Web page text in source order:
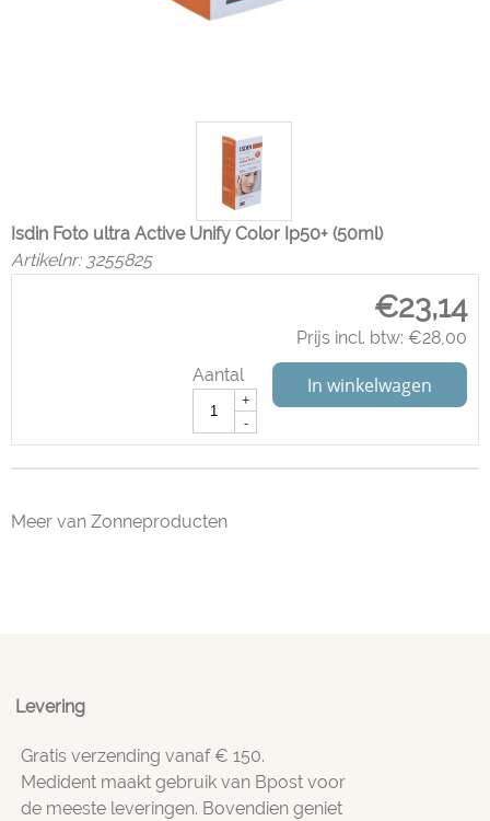
Isdin Foto ultra Active Unify Color Ip50+ (50ml)
Artikelnr: 3255825
€23,14
Prijs incl. btw: €28,00
Aantal
+
-
In winkelwagen
Meer van Zonneproducten
Levering
Gratis verzending vanaf € 150.
Medident maakt gebruik van Bpost voor
de meeste leveringen. Bovendien geniet